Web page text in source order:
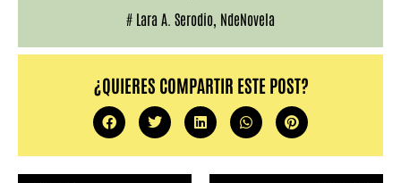
# Lara A. Serodio NdeNovela
¿QUIERES COMPARTIR ESTE POST?